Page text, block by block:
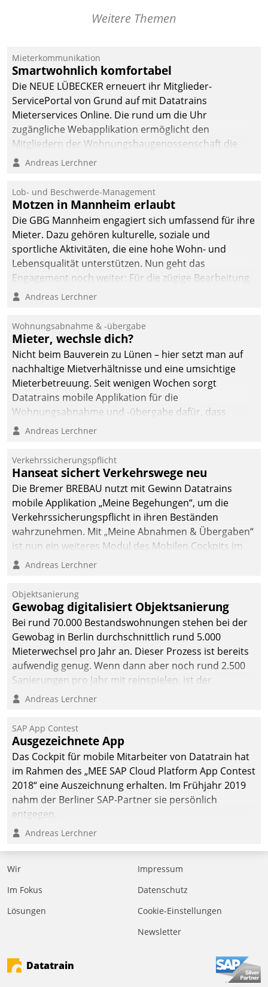
profitieren: Die nahtlose
Datatrain ermöglicht
automatisiert ausgelöste,
zielgerichtete
Mieterbefragungen – eine
starke Grundlage für
intelligente,
Entscheidungen.
Weitere Themen
Mieterkommunikation
Smartwohnlich komfortabel
Die NEUE LÜBECKER erneuert ihr Mitglieder-
ServicePortal von Grund auf mit Datatrains
Mieterservices Online. Die rund um die Uhr
zugängliche Webapplikation ermöglicht den
Mitgliedern der Wohnungs­bau­genossenschaft die
Kontaktaufnahme per Smartphone, Tablet oder PC.
Andreas Lerchner
Lob- und Beschwerde-Management
Motzen in Mannheim erlaubt
Die GBG Mannheim engagiert sich umfassend für ihre
Mieter. Dazu gehören kulturelle, soziale und
sportliche Aktivitäten, die eine hohe Wohn- und
Lebensqualität unterstützen. Nun geht das
Engagement noch weiter: Für die zügige Bearbeitung
von Beschwerden – oder Lob – richtet das
und Beschwerde-Management einen eigenen Kanal
ein.
Andreas Lerchner
Wohnungsabnahme & -übergabe
Mieter, wechsle dich?
Nicht beim Bauverein zu Lünen – hier setzt man auf
nachhaltige Mietverhältnisse und eine umsichtige
Mieterbetreuung. Seit wenigen Wochen sorgt
Datatrains mobile Applikation für die
Wohnungsabnahme und -übergabe dafür, dass
Mieter wohlgeordnet kommen und, so es sein muss,
Andreas Lerchner
Verkehrssicherungspflicht
Hanseat sichert Verkehrswege neu
Die Bremer BREBAU nutzt mit Gewinn Datatrains
mobile Applikation „Meine Begehungen“, um die
Verkehrssicherungspflicht in ihren Beständen
wahrzunehmen. Mit „Meine Abnahmen & Übergaben“
ist nun ein weiteres Modul des Mobilen Cockpits im
Einsatz.
Andreas Lerchner
Objektsanierung
Gewobag digitalisiert Objektsanierung
Bei rund 70.000 Bestandswohnungen stehen bei der
Gewobag in Berlin durchschnittlich rund 5.000
Mieterwechsel pro Jahr an. Dieser Prozess ist bereits
aufwendig genug. Wenn dann aber noch rund 2.500
Sanierungen pro Jahr mit reinspielen, ist der
Betreuungs- und Organisationsaufwand immens. Im
kommunale Wohnungsbauunternehmen daher
gemeinsam mit der Berliner Datatrain GmbH den
Teilprozess der Objektsanierung digitalisiert.
Andreas Lerchner
SAP App Contest
Ausgezeichnete App
Das Cockpit für mobile Mitarbeiter von Datatrain hat
im Rahmen des „MEE SAP Cloud Platform App Contest
2018“ eine Auszeichnung erhalten. Im Frühjahr 2019
nahm der Berliner SAP-Partner sie persönlich
entgegen.
Andreas Lerchner
Wir
Im Fokus
Lösungen
Impressum
Datenschutz
Cookie-Einstellungen
Newsletter
Datatrain